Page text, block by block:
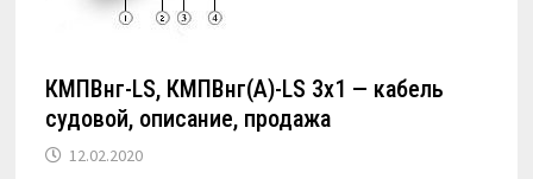
КМПВнг-LS, КМПВнг(А)-LS 3х1 — кабель
судовой, описание, продажа
12.02.2020